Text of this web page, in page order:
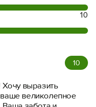
10
10
выразить
великолепное